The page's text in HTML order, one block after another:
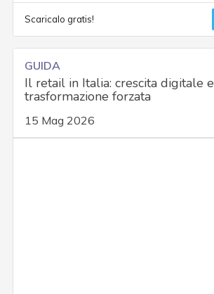
Scaricalo gratis!
GUIDA
Il retail in Italia: crescita digitale e
trasformazione forzata
15 Mag 2026